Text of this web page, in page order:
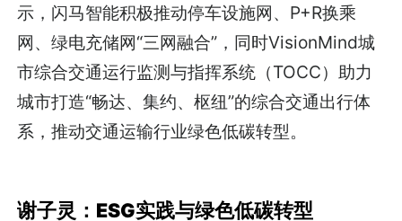
示，闪马智能积极推动停车设施网、P+R换乘
网、绿电充储网“三网融合”，同时VisionMind城
市综合交通运行监测与指挥系统（TOCC）助力
城市打造“畅达、集约、枢纽”的综合交通出行体
系，推动交通运输行业绿色低碳转型。
谢子灵：ESG实践与绿色低碳转型